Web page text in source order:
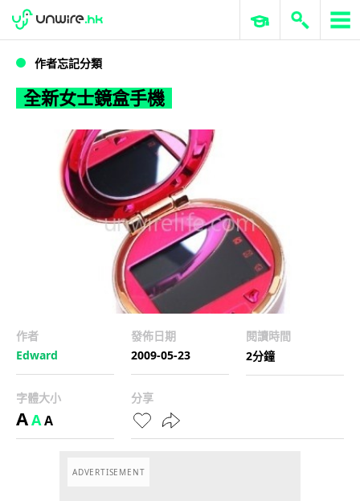
全新女士鏡盒手機
WWDC 2026 ERP 與商業 AI
作者忘記分類
全新女士鏡盒手機
作者
Edward
發佈日期
2009-05-23
閱讀時間
2分鐘
字體大小
AAA
分享
ADVERTISEMENT